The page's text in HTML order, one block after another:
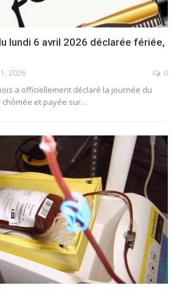
lundi 6 avril 2026 déclarée fériée,
2026 0
a officiellement déclaré la journée du
chômée et payée sur…